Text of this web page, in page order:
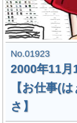
No.01923
2000年11月
【お仕事(
さ】